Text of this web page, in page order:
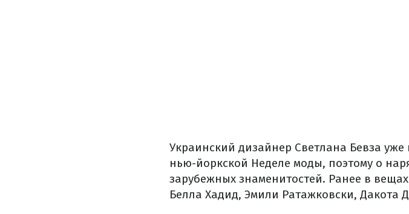
Украинский дизайнер Светлана Бевза
нью-йоркской Неделе моды, поэтому о
зарубежных знаменитостей. Ранее в
Белла Хадид, Эмили Ратажковски, Дакота